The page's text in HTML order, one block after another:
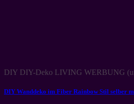
DIY DIY-Deko LIVING WERBUNG
DIY Wanddeko im Fiber Rainbow Stil selber